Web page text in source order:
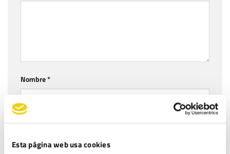
Esta página web usa cookies
Nombre*
Correo electrónico*